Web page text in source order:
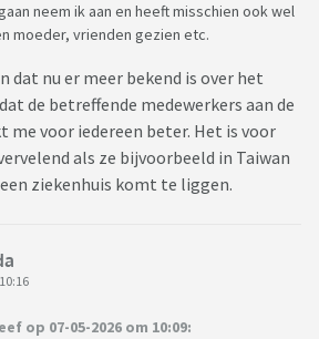
kan van persoon op
momenteel worden geëvacueerd,
met het hantavirus. Een andere
en ligt nu op de intensive care in
melden dat een passagier in een
neem ik aan en heeft misschien ook wel
moeder, vrienden gezien etc.
dat nu er meer bekend is over het
de betreffende medewerkers aan de
me voor iedereen beter. Het is voor
als ze bijvoorbeeld in Taiwan
ziekenhuis komt te liggen.
op 07-05-2026 om 10:09: